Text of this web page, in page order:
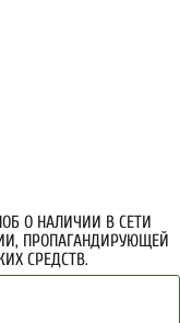
О НАЛИЧИИ В СЕТИ
ПРОПАГАНДИРУЮЩЕЙ
СРЕДСТВ.